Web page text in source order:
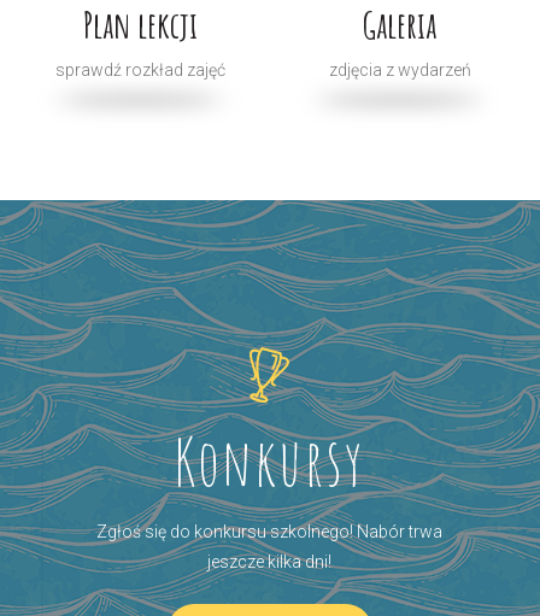
Plan lekcji
sprawdź rozkład zajęć
Galeria
zdjęcia z wydarzeń
Konkursy
Zgłoś się do konkursu szkolnego! Nabór trwa
jeszcze kilka dni!